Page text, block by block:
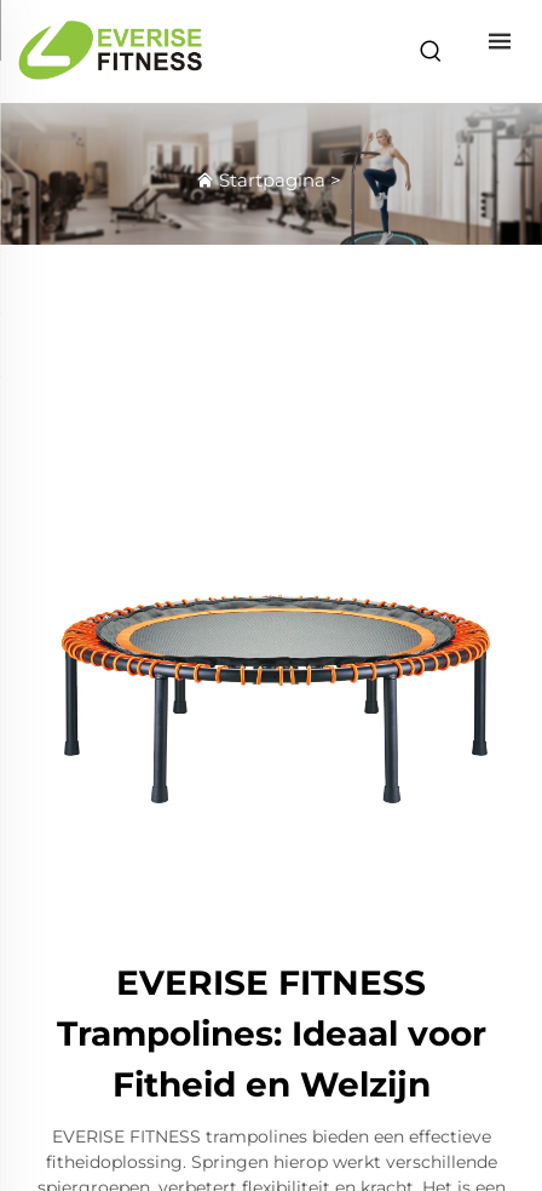
Startpagina>
EVERISE FITNESS
Trampolines: Ideaal voor
Fitheid en Welzijn
EVERISE FITNESS trampolines bieden een effectieve
fitheidoplossing. Springen hierop werkt verschillende